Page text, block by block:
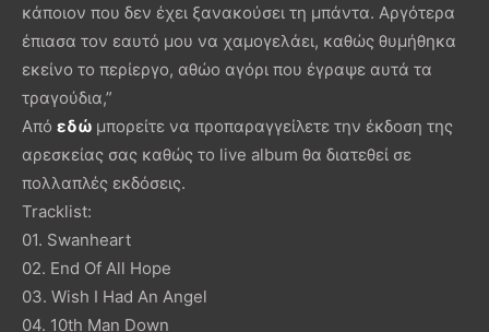
κάποιον που δεν έχει ξανακούσει τη μπάντα. Αργότερα
έπιασα τον εαυτό μου να χαμογελάει, καθώς θυμήθηκα
εκείνο το περίεργο, αθώο αγόρι που έγραψε αυτά τα
τραγούδια,”
Από εδώ μπορείτε να προπαραγγείλετε την έκδοση της
αρεσκείας σας καθώς το live album θα διατεθεί σε
πολλαπλές εκδόσεις.
Tracklist:
01. Swanheart
02. End Of All Hope
03. Wish I Had An Angel
04. 10th Man Down